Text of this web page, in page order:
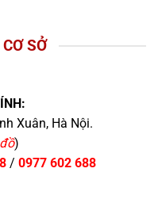
SỞ
Xuân, Hà Nội.
)
/ 0977 602 688